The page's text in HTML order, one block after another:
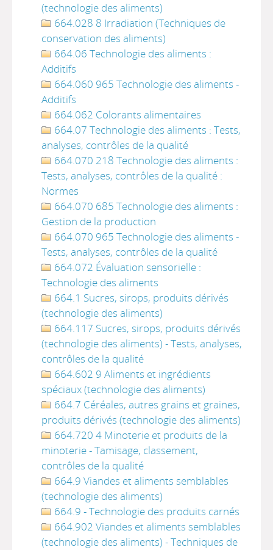
(technologie des aliments)
664.028 8 Irradiation (Techniques de
conservation des aliments)
664.06 Technologie des aliments :
Additifs
664.060 965 Technologie des aliments -
Additifs
664.062 Colorants alimentaires
664.07 Technologie des aliments : Tests,
analyses, contrôles de la qualité
664.070 218 Technologie des aliments :
Tests, analyses, contrôles de la qualité :
Normes
664.070 685 Technologie des aliments :
Gestion de la production
664.070 965 Technologie des aliments -
Tests, analyses, contrôles de la qualité
664.072 Évaluation sensorielle :
Technologie des aliments
664.1 Sucres, sirops, produits dérivés
(technologie des aliments)
664.117 Sucres, sirops, produits dérivés
(technologie des aliments) - Tests, analyses,
contrôles de la qualité
664.602 9 Aliments et ingrédients
spéciaux (technologie des aliments)
664.7 Céréales, autres grains et graines,
produits dérivés (technologie des aliments)
664.720 4 Minoterie et produits de la
minoterie - Tamisage, classement,
contrôles de la qualité
664.9 Viandes et aliments semblables
(technologie des aliments)
664.9 - Technologie des produits carnés
664.902 Viandes et aliments semblables
(technologie des aliments) - Techniques de